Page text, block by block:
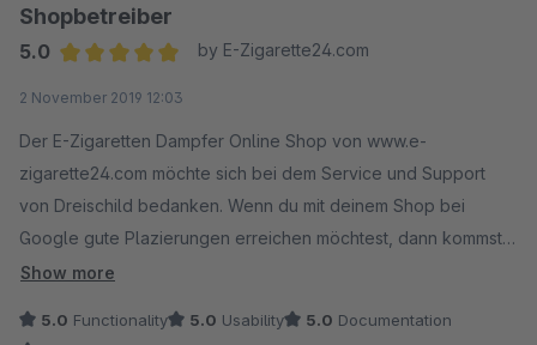
Shopbetreiber
5.0
by E-Zigarette24.com
2 November 2019 12:03
Der E-Zigaretten Dampfer Online Shop von www.e-
zigarette24.com möchte sich bei dem Service und Support
von Dreischild bedanken. Wenn du mit deinem Shop bei
Google gute Plazierungen erreichen möchtest, dann kommst
du nicht ohne diesem Plugin aus, welches viele hilfreiche
Show more
5.0 Functionality 5.0 Usability 5.0 Documentation